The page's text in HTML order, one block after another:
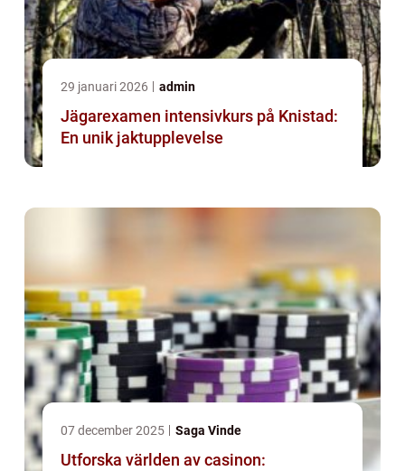
29 januari 2026 admin
Jägarexamen intensivkurs på Knistad:
En unik jaktupplevelse
07 december 2025 Saga Vinde
Utforska världen av casinon: